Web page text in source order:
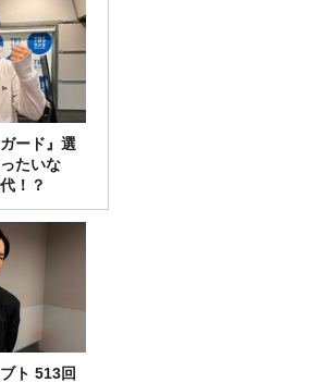
ード』選
たいな
！？
ト 513回